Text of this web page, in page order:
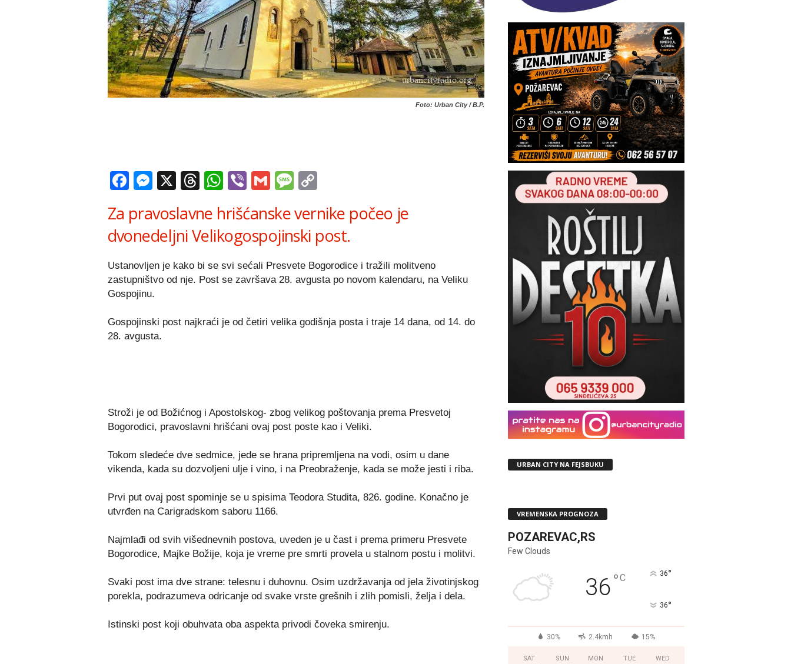
Foto: Urban City / B.P.
Facebook
Messenger
X Threads
WhatsApp
ViberGmailMessage
Za pravoslavne hrišćanske vernike počeo je
dvonedeljni Velikogospojinski post.
Ustanovljen je kako bi se svi sećali Presvete Bogorodice i tražili molitveno
zastupništvo od nje. Post se završava 28. avgusta po novom kalendaru, na Veliku
Gospojinu.
Gospojinski post najkraći je od četiri velika godišnja posta i traje 14 dana, od 14. do
28. avgusta.
Stroži je od Božićnog i Apostolskog- zbog velikog poštovanja prema Presvetoj
Bogorodici, pravoslavni hrišćani ovaj post poste kao i Veliki.
Tokom sledeće dve sedmice, jede se hrana pripremljena na vodi, osim u dane
vikenda, kada su dozvoljeni ulje i vino, i na Preobraženje, kada se može jesti i riba.
Prvi put ovaj post spominje se u spisima Teodora Studita, 826. godine. Konačno je
utvrđen na Carigradskom saboru 1166.
Najmlađi od svih višednevnih postova, uveden je u čast i prema primeru Presvete
Bogorodice, Majke Božije, koja je vreme pre smrti provela u stalnom postu i molitvi.
Svaki post ima dve strane: telesnu i duhovnu. Osim uzdržavanja od jela životinjskog
porekla, podrazumeva odricanje od svake vrste grešnih i zlih pomisli, želja i dela.
Istinski post koji obuhvata oba aspekta privodi čoveka smirenju.
URBAN CITY NA FEJSBUKU
VREMENSKA PROGNOZA
POZAREVAC,RS
Few Clouds
36°C 36°
36°
30% 2.4kmh 15%
SAT SUN MON TUE WED